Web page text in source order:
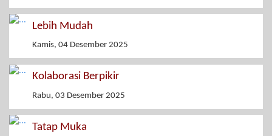
Lebih Mudah
Kamis, 04 Desember 2025
Kolaborasi Berpikir
Rabu, 03 Desember 2025
Tatap Muka